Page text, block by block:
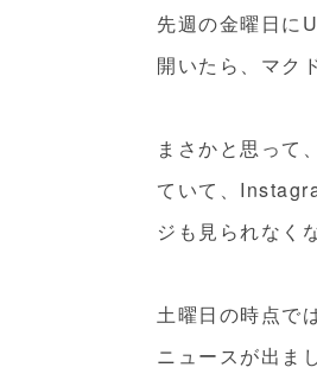
先週の金曜日に
開いたら、マク
まさかと思って
ていて、
ジも見られなく
土曜日の時点で
ニュースが出ま